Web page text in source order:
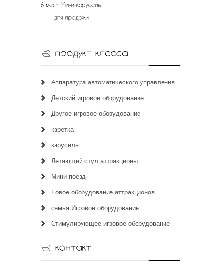
Аппаратура автоматического управления
Детский игровое оборудование
Другое игровое оборудование
каретка
карусель
Летающий стул аттракционы
Мини-поезд
Новое оборудование аттракционов
семья Игровое оборудование
Стимулирующее игровое оборудование